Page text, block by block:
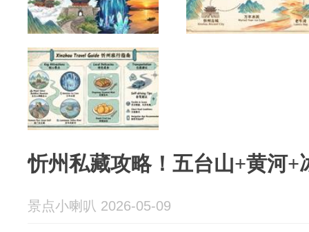
忻州私藏攻略！五台山+黄河+
景点小喇叭 2026-05-09